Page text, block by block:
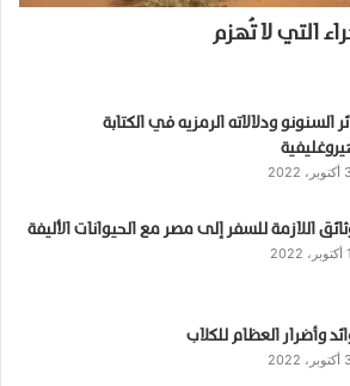
التي لا تُهزم
السنونو ودلالاته الرمزيه في الكتابة
3 أكتوبر، 2022
اللازمة للسفر إلى مصر مع الحيوانات الأليفة
1 أكتوبر، 2022
وأضرار العظام للكلاب
3 أكتوبر، 2022